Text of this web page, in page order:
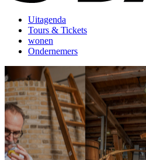
Uitagenda
Tours & Tickets
wonen
Ondernemers